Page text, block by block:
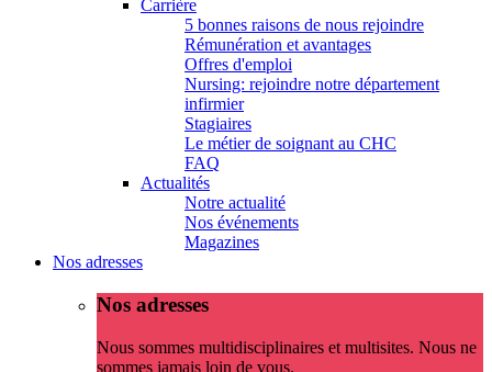
Carrière
5 bonnes raisons de nous rejoindre
Rémunération et avantages
Offres d'emploi
Nursing: rejoindre notre département
infirmier
Stagiaires
Le métier de soignant au CHC
FAQ
Actualités
Notre actualité
Nos événements
Magazines
Nos adresses
Nos adresses
Nous sommes multidisciplinaires et multisites. Nous ne
sommes jamais loin de vous.